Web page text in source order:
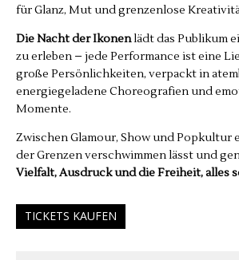
für Glanz, Mut und grenzenlose
Die Nacht der Ikonenlädt das Publikum
zu erleben – jede Performance ist eine
große Persönlichkeiten, verpackt in
energiegeladene Choreografien und
Momente.
Zwischen Glamour, Show und Popkultur
der Grenzen verschwimmen lässt und
Vielfalt, Ausdruck und die Freiheit, alles
TICKETS KAUFEN